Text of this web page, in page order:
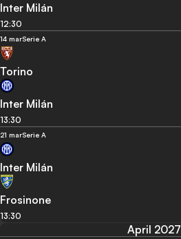
Inter Milán
12:30
14 marSerie A
Torino
Inter Milán
13:30
21 marSerie A
Inter Milán
Frosinone
13:30
April 2027